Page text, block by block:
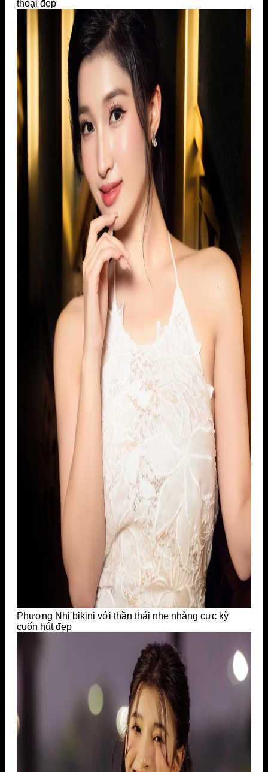
thoại đẹp
Phương Nhi bikini với thần thái nhẹ nhàng cực kỳ
cuốn hút đẹp